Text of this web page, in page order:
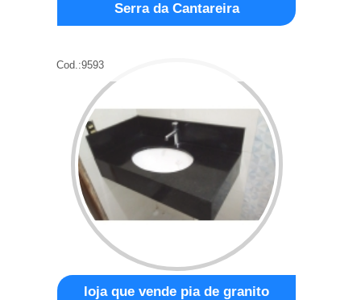
Serra da Cantareira
Cod.:9593
loja que vende pia de granito